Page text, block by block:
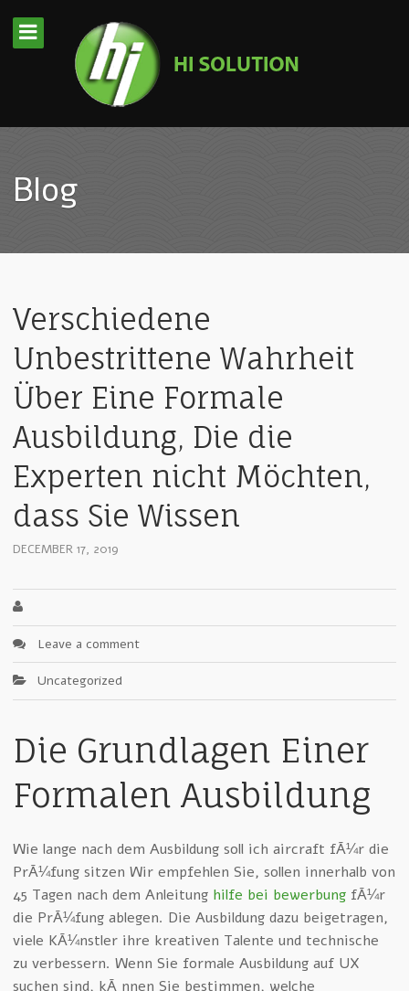
Blog
Verschiedene
Unbestrittene Wahrheit
Über Eine Formale
Ausbildung, Die die
Experten nicht Möchten,
dass Sie Wissen
DECEMBER 17, 2019
Leave a comment
Uncategorized
Die Grundlagen Einer
Formalen Ausbildung
Wie lange nach dem Ausbildung soll ich aircraft fÃ¼r die
PrÃ¼fung sitzen Wir empfehlen Sie, sollen innerhalb von
45 Tagen nach dem Anleitung hilfe bei bewerbung fÃ¼r
die PrÃ¼fung ablegen. Die Ausbildung dazu beigetragen,
viele KÃ¼nstler ihre kreativen Talente und technische
zu verbessern. Wenn Sie formale Ausbildung auf UX
suchen sind, kÃ¶nnen Sie bestimmen, welche